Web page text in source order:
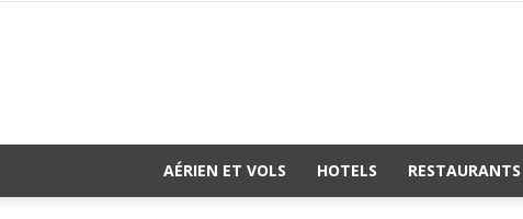
AÉRIEN ET VOLS HOTELS RESTAURANTS